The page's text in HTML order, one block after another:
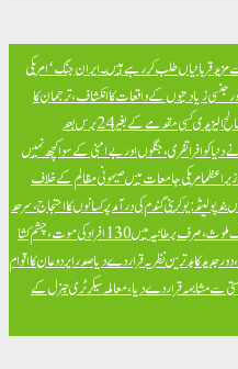
مزید قربانیاں طلب کر رہے ہیں۔ایران جنگ ‘امریکی
جنسی زیادتیوں کے واقعات کا انکشاف، ترجمان کا
تیونسی شہری رضا بن صالح الیزیدی کسی مقدمے کے بغیر 24 برس بعد
کو افراتفری، جنگوں اور بےامنی کے سوا کچھ نہیں
امریکی جامعات میں صیہونی مظالم کے خلاف
پولینڈ: یوکرینی گندم کی درآمد پر کسانوں کا احتجاج، سرحد
خود کشی کے لیے آن لائن سہولت، بین الاقوامی نیٹ ورک ملوث، صرف برطانیہ میں 130 افراد کی موت، چشم کشا
کا بدترین نظریہ قرار دے دیاصدر ایردوعان کا اقوام
سے مشابہہ قرار دے دیا، معاملہ سیکرٹری جنرل کے